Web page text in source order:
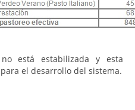
está estabilizada y esta
el desarrollo del sistema.